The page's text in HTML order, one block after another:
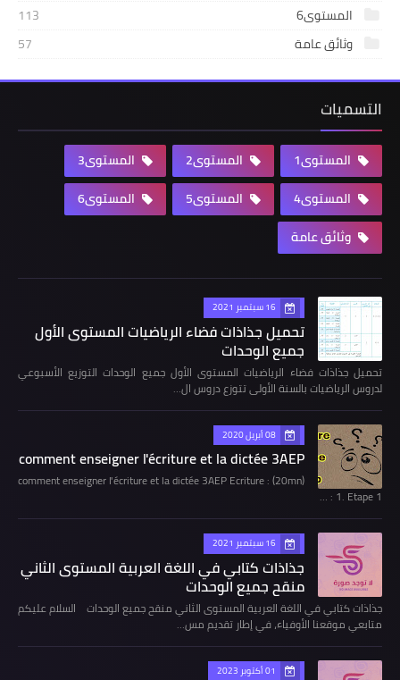
المستوى6
113
وثائق عامة
57
التسميات
المستوى1 المستوى2
المستوى3
المستوى4
المستوى5
المستوى6
وثائق عامة
16 سبتمبر 2021
تحميل جذاذات فضاء الرياضيات المستوى الأول
جميع الوحدات
تحميل جذاذات فضاء الرياضيات المستوى الأول جميع الوحدات التوزيع الأسبوعي
لدروس الرياضيات بالسنة الأولى تتوزع دروس ال…
08 أبريل 2020
comment enseigner l'écriture et la dictée 3AEP
comment enseigner l'écriture et la dictée 3AEP Ecriture : (20mn)
1. Etape 1 : …
16 سبتمبر 2021
جذاذات كتابي في اللغة العربية المستوى الثاني
منقح جميع الوحدات
جذاذات كتابي في اللغة العربية المستوى الثاني منقح جميع الوحدات السلام عليكم
متابعي موقعنا الأوفياء، في إطار تقديم مس…
01 أكتوبر 2023